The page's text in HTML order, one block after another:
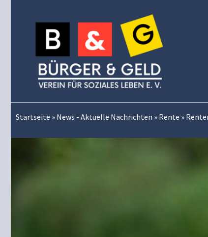
Startseite » News - Aktuelle Nachrichten » Rente »